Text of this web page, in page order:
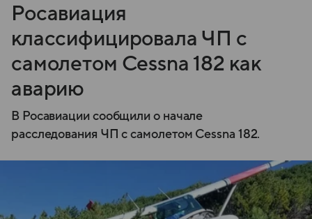
Росавиация
классифицировала ЧП с
самолетом Cessna 182 как
аварию
В Росавиации сообщили о начале
расследования ЧП с самолетом Cessna 182.